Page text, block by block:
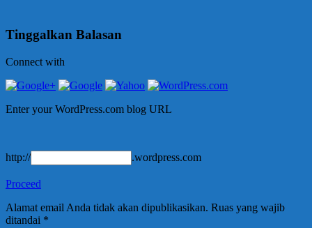
Tinggalkan Balasan
Connect with
Enter your WordPress.com blog URL
http:// .wordpress.com
Proceed
Alamat email Anda tidak akan dipublikasikan. Ruas yang wajib
ditandai *